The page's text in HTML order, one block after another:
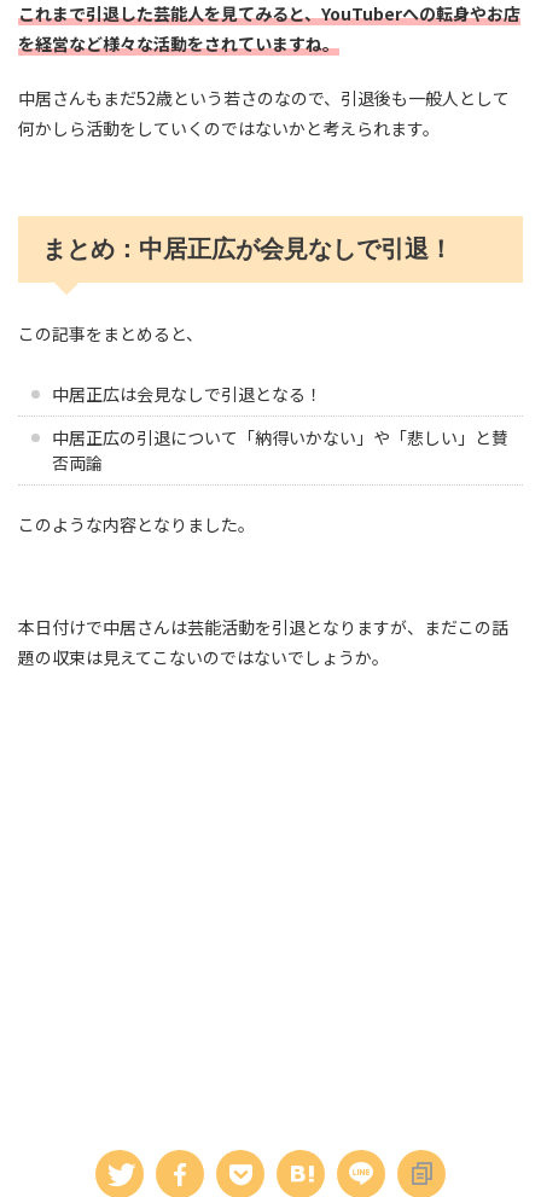
これまで引退した芸能人を見てみると、YouTuberへの転身やお店
を経営など様々な活動をされていますね。
中居さんもまだ52歳という若さのなので、引退後も一般人として
何かしら活動をしていくのではないかと考えられます。
まとめ：中居正広が会見なしで引退！
この記事をまとめると、
中居正広は会見なしで引退となる！
中居正広の引退について「納得いかない」や「悲しい」と賛
否両論
このような内容となりました。
本日付けで中居さんは芸能活動を引退となりますが、まだこの話
題の収束は見えてこないのではないでしょうか。